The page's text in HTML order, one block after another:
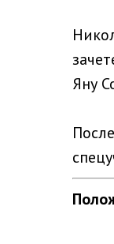
Яну